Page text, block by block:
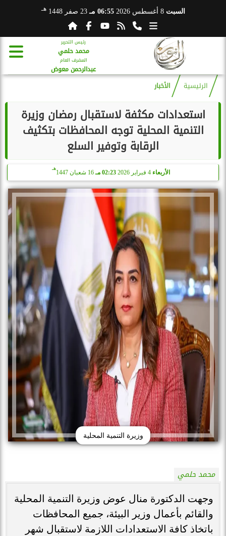
السبت 8 أغسطس 2026 06:55 مـ 23 صفر 1448 هـ
رئيس التحرير
محمد حلمي
المشرف العام
عبدالرحمن معوض
الرئيسية الأخبار
استعدادات مكثفة لاستقبال رمضان وزيرة
التنمية المحلية توجه المحافظات بتكثيف
الرقابة وتوفير السلع
الأربعاء 02:23 مـ 16 شعبان 1447
هـ
وزيرة التنمية المحلية
محمد حلمي
وجهت الدكتورة منال عوض وزيرة التنمية المحلية
والقائم بأعمال وزير البيئة، جميع المحافظات
باتخاذ كافة الاستعدادات اللازمة لاستقبال شهر